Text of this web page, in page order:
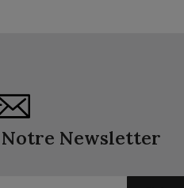
Notre Newsletter